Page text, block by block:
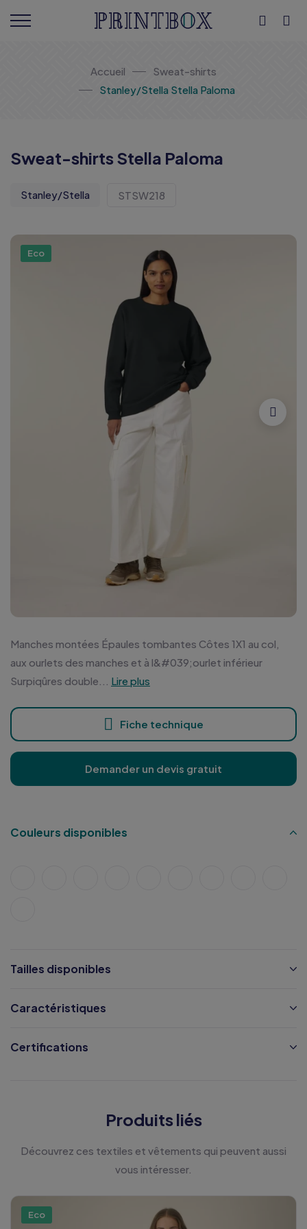
Accueil
Sweat-shirts
Stanley/Stella Stella Paloma
Eco
Sweat-shirts Stella Paloma
Stanley/Stella STSW218
Manches montées Épaules tombantes Côtes 1X1 au col,
aux ourlets des manches et à l&#039;ourlet inférieur
Surpiqûres double...
Lire plus
Fiche technique
Demander un devis gratuit
Couleurs disponibles
Tailles disponibles
Caractéristiques
Certifications
Produits liés
Découvrez ces textiles et vêtements qui peuvent aussi
vous intéresser.
Eco